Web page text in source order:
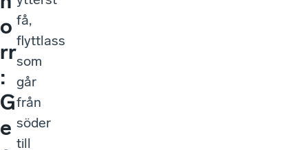
o
rr
:
G
e
få,
flyttlass
som
går
från
söder
till